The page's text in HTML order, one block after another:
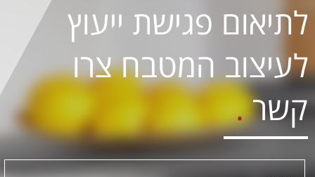
לתיאום פגישת ייעוץ
לעיצוב המטבח צרו
קשר.